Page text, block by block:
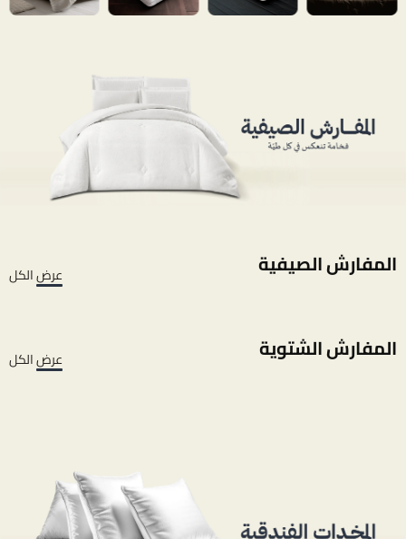
المفارش الصيفية عرض الكل
المفارش الشتوية عرض الكل